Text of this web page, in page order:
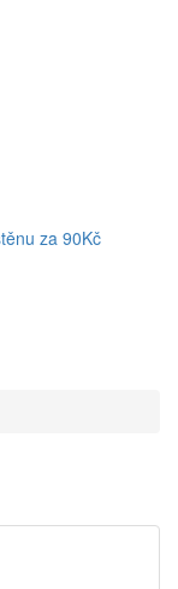
za 90Kč